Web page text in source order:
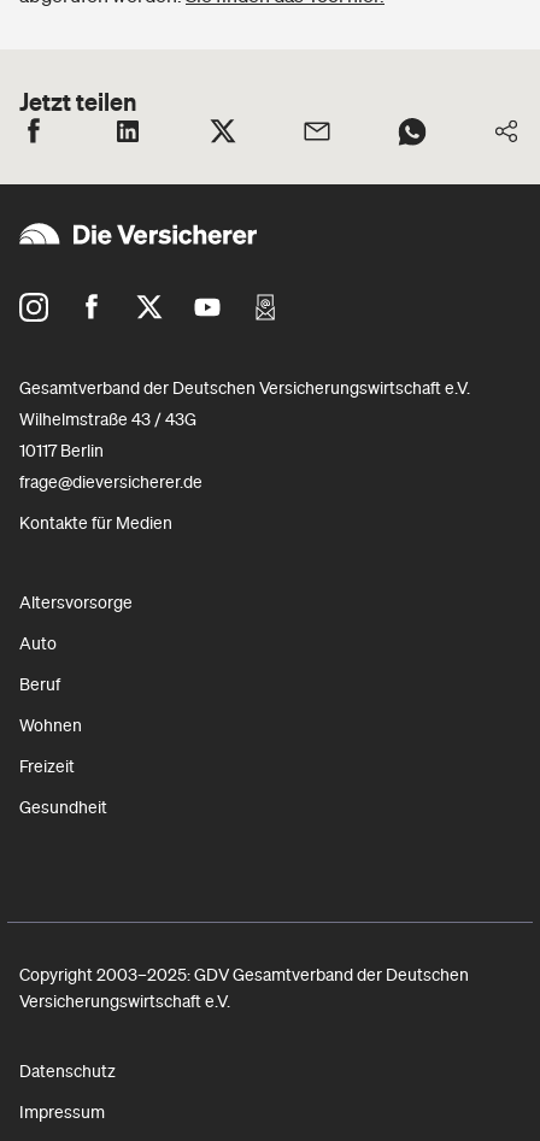
Jetzt teilen
Gesamtverband der Deutschen Versicherungswirtschaft e.V.
Wilhelmstraße 43 / 43G
10117 Berlin
frage@dieversicherer.de
Kontakte für Medien
Altersvorsorge
Auto
Beruf
Wohnen
Freizeit
Gesundheit
Copyright 2003–2025: GDV Gesamtverband der Deutschen
Versicherungswirtschaft e.V.
Datenschutz
Impressum